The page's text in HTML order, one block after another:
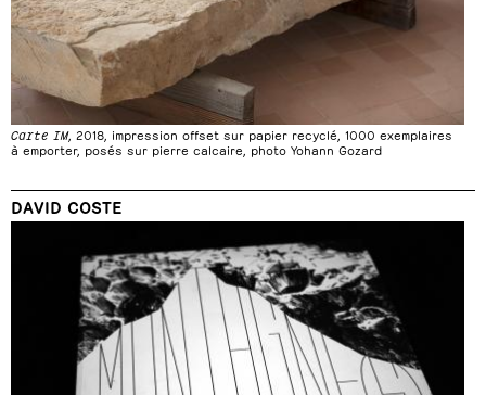
Carte IM, 2018, impression offset sur papier recyclé, 1000 exemplaires
à emporter, posés sur pierre calcaire, photo Yohann Gozard
DAVID COSTE